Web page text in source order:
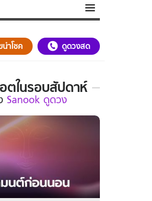
ความรู้รอบตัว
ฮาวทู
นำโชค ดูดวงสด
ตในรอบสัปดาห์
Sanook ดูดวง